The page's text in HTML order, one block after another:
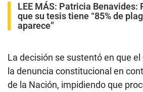
LEE MÁS: Patricia Benavides:
que su tesis tiene “85% de
aparece”
La decisión se sustentó en que el
la denuncia constitucional en
de la Nación, impidiendo que